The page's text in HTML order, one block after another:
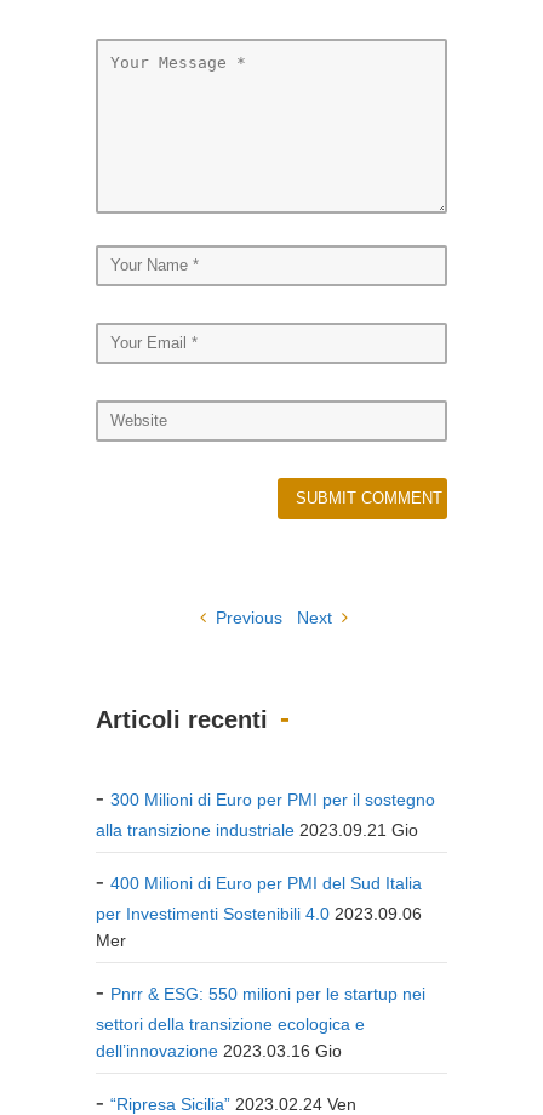
Previous Next
Articoli recenti
300 Milioni di Euro per PMI per il sostegno
alla transizione industriale 2023.09.21 Gio
400 Milioni di Euro per PMI del Sud Italia
per Investimenti Sostenibili 4.0 2023.09.06
Mer
Pnrr & ESG: 550 milioni per le startup nei
settori della transizione ecologica e
dell’innovazione 2023.03.16 Gio
“Ripresa Sicilia” 2023.02.24 Ven